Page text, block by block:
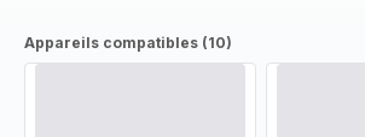
Appareils compatibles (10)